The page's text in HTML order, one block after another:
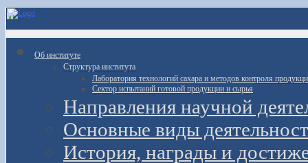
Об институте
Структура института
Лаборатория технологий сахара и методов контроля
Сектор испытаний готовой продукции и сырья
Направления научной
Основные виды
История, награды и